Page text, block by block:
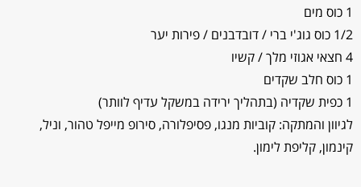
1 כוס מים
1/2 כוס גוג'י ברי / דובדבנים / פירות יער
4 חצאי אגוזי מלך / קשיו
1 כוס חלב שקדים
1 כפית שקדיה (בתהליך ירידה במשקל עדיף לוותר)
לגיוון והמתקה: קוביות מנגו, פסיפלורה, סירופ מייפל טהור, וניל,
קינמון, קליפת לימון.